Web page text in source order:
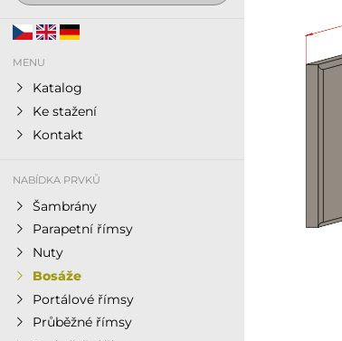
MENU
Katalog
Ke stažení
Kontakt
NABÍDKA PRVKŮ
Šambrány
Parapetní římsy
Nuty
Bosáže
Portálové římsy
Průběžné římsy